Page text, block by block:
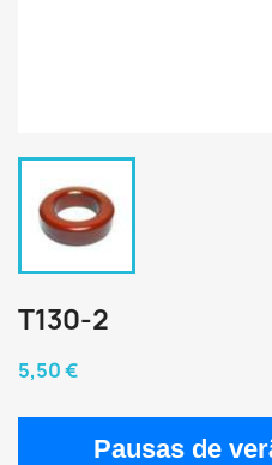
T130-2
5,50 €
Pausas de